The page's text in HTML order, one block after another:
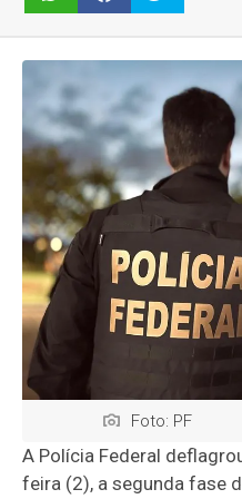
Foto: PF
A Polícia Federal
feira (2), a segunda fase